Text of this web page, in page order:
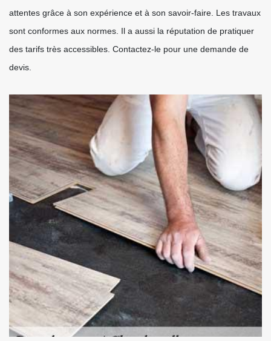
attentes grâce à son expérience et à son savoir-faire. Les travaux
sont conformes aux normes. Il a aussi la réputation de pratiquer
des tarifs très accessibles. Contactez-le pour une demande de
devis.